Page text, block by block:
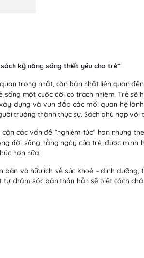
kỹ năng sống thiết yếu cho trẻ”.
trọng nhất, căn bản nhất liên quan
một cuộc đời có trách nhiệm. Trẻ sẽ
dựng và vun đắp các mối quan hệ
trưởng thành thực sự. Sách phù hợp với
các vấn đề “nghiêm túc” hơn nhưng
đời sống hằng ngày của trẻ, được minh
hơn nữa!
bản và hữu ích về sức khoẻ – dinh
chăm sóc bản thân hẳn sẽ biết cách